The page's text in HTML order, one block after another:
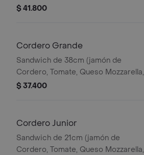
Mozzarella,tomate,lechuga y Salsa de
$ 41.800
Cordero Grande
Sandwich de 38cm (jamón de
Cordero, Tomate, Queso Mozzarella,
Lechuga y Salsa de Ajo).
$ 37.400
Cordero Junior
Sandwich de 21cm (jamón de
Cordero, Tomate, Queso Mozzarella,